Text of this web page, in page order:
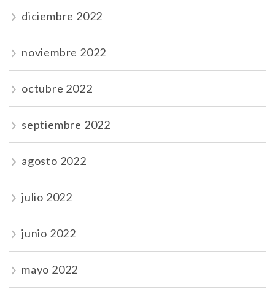
diciembre 2022
noviembre 2022
octubre 2022
septiembre 2022
agosto 2022
julio 2022
junio 2022
mayo 2022